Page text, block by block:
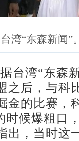
湾“东森新闻”
台湾“东森
之后，与科
金的比赛，
时候爆粗口
出，当时这